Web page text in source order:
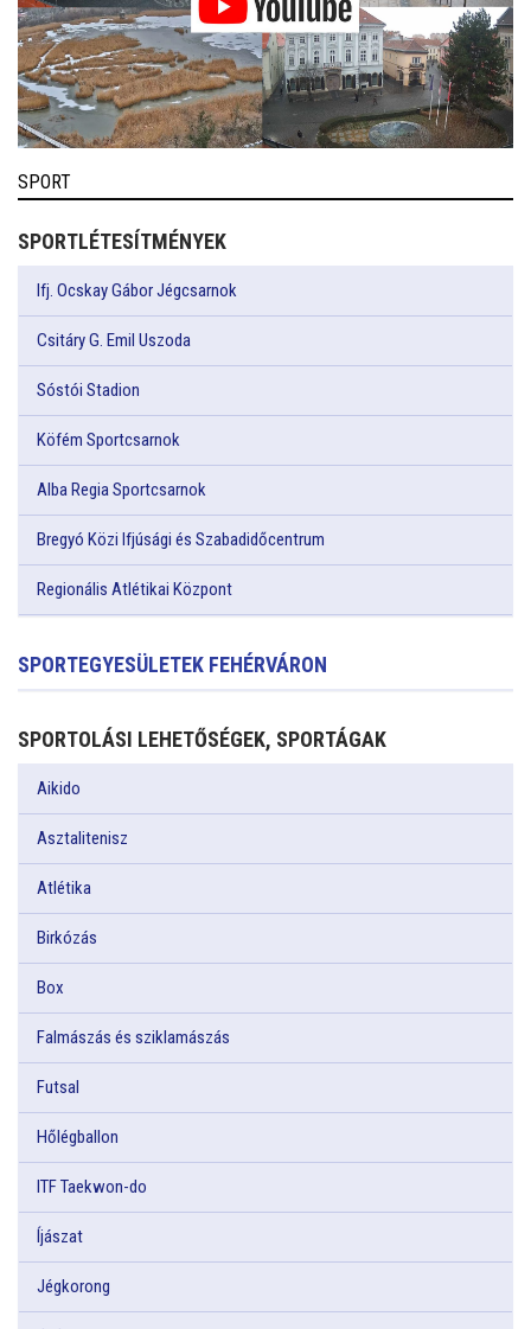
SPORT
SPORTLÉTESÍTMÉNYEK
Ifj. Ocskay Gábor Jégcsarnok
Csitáry G. Emil Uszoda
Sóstói Stadion
Köfém Sportcsarnok
Alba Regia Sportcsarnok
Bregyó Közi Ifjúsági és Szabadidőcentrum
Regionális Atlétikai Központ
SPORTEGYESÜLETEK FEHÉRVÁRON
SPORTOLÁSI LEHETŐSÉGEK, SPORTÁGAK
Aikido
Asztalitenisz
Atlétika
Birkózás
Box
Falmászás és sziklamászás
Futsal
Hőlégballon
ITF Taekwon-do
Íjászat
Jégkorong